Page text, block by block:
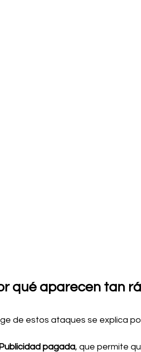
qué aparecen tan
de estos ataques se explica
Publicidad pagada, que permite